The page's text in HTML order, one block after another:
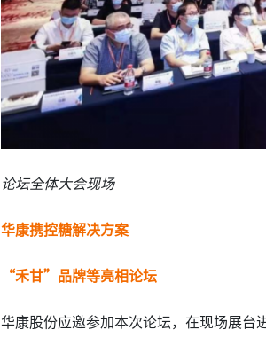
论坛全体大会现场
华康携控糖解决方案
“禾甘”品牌等亮相论坛
华康股份应邀参加本次论坛，在现场展